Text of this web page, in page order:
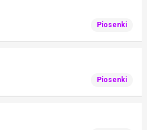
Piosenki
Piosenki